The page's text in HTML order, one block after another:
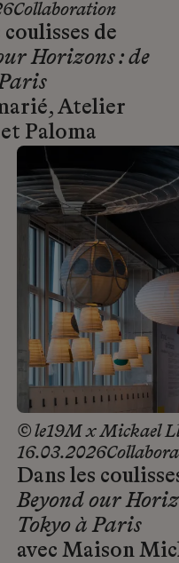
Collaboration
coulisses de
Horizons : de
Atelier
Paloma
© le19M x Mickael
16.03.2026
Dans les
Beyond our
Tokyo à Paris
avec Maison